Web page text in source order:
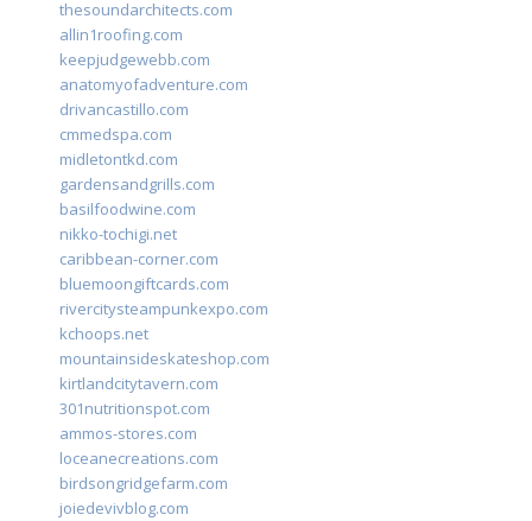
thesoundarchitects.com
allin1roofing.com
keepjudgewebb.com
anatomyofadventure.com
drivancastillo.com
cmmedspa.com
midletontkd.com
gardensandgrills.com
basilfoodwine.com
nikko-tochigi.net
caribbean-corner.com
bluemoongiftcards.com
rivercitysteampunkexpo.com
kchoops.net
mountainsideskateshop.com
kirtlandcitytavern.com
301nutritionspot.com
ammos-stores.com
loceanecreations.com
birdsongridgefarm.com
joiedevivblog.com